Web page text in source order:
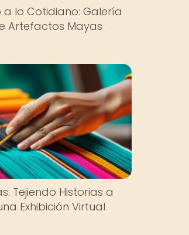
lo Cotidiano: Galería
Artefactos Mayas
Tejiendo Historias a
Exhibición Virtual